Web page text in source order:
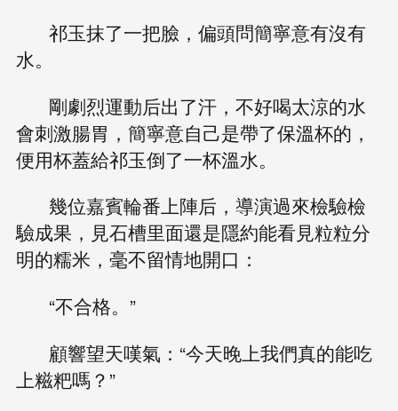
祁玉抹了一把臉，偏頭問簡寧意有沒有
水。
剛劇烈運動后出了汗，不好喝太涼的水
會刺激腸胃，簡寧意自己是帶了保溫杯的，
便用杯蓋給祁玉倒了一杯溫水。
幾位嘉賓輪番上陣后，導演過來檢驗檢
驗成果，見石槽里面還是隱約能看見粒粒分
明的糯米，毫不留情地開口：
“不合格。”
顧響望天嘆氣：“今天晚上我們真的能吃
上糍粑嗎？”